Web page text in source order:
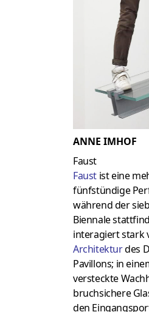
ANNE IMHOF
Faust
Faust ist eine
fünfstündige
während der
Biennale
interagiert stark
Architekturdes
Pavillons; in
versteckte
bruchsichere
den